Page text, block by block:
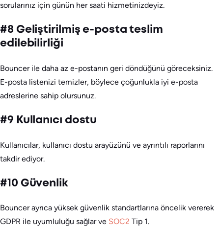
sorularınız için günün her saati hizmetinizdeyiz.
#8 Geliştirilmiş e-posta teslim
edilebilirliği
Bouncer ile daha az e-postanın geri döndüğünü göreceksiniz.
E-posta listenizi temizler, böylece çoğunlukla iyi e-posta
adreslerine sahip olursunuz.
#9 Kullanıcı dostu
Kullanıcılar, kullanıcı dostu arayüzünü ve ayrıntılı raporlarını
takdir ediyor.
#10 Güvenlik
Bouncer ayrıca yüksek güvenlik standartlarına öncelik vererek
GDPR ile uyumluluğu sağlar ve SOC2 Tip 1.